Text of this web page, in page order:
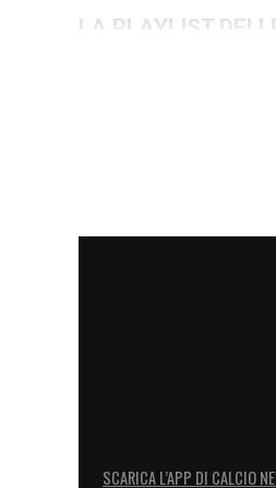
LA PLAYLIST
SCARICA L’APP DI CALCIO